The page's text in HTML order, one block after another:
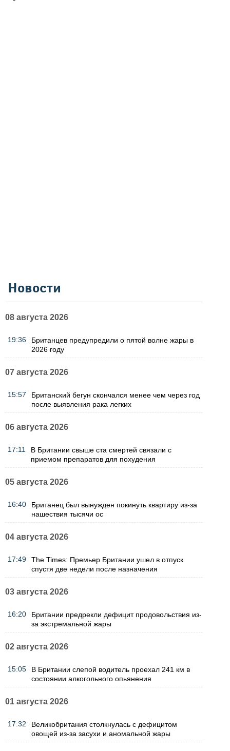
Новости
08 августа 2026
19:36
Британцев предупредили о пятой волне жары в
2026 году
07 августа 2026
15:57
Британский бегун скончался менее чем через год
после выявления рака легких
06 августа 2026
17:11
В Британии свыше ста смертей связали с
приемом препаратов для похудения
05 августа 2026
16:40
Британец был вынужден покинуть квартиру из-за
нашествия тысячи ос
04 августа 2026
17:49
The Times: Премьер Британии ушел в отпуск
спустя две недели после назначения
03 августа 2026
16:20
Британии предрекли дефицит продовольствия из-
за экстремальной жары
02 августа 2026
15:05
В Британии слепой водитель проехал 241 км в
состоянии алкогольного опьянения
01 августа 2026
17:32
Великобритания столкнулась с дефицитом
овощей из-за засухи и аномальной жары